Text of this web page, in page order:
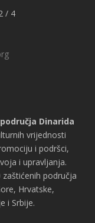
/ 4
Dinarida
vrijednosti
i podršci,
i upravljanja.
područja
Hrvatske,
i Srbije.